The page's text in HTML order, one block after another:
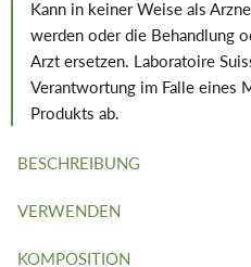
Kann in keiner Weise als
werden oder die Behandlung
Arzt ersetzen. Laboratoire
Verantwortung im Falle eines
Produkts ab.
BESCHREIBUNG
Silbermetall wird seit der Antike
VERWENDEN
KOMPOSITION